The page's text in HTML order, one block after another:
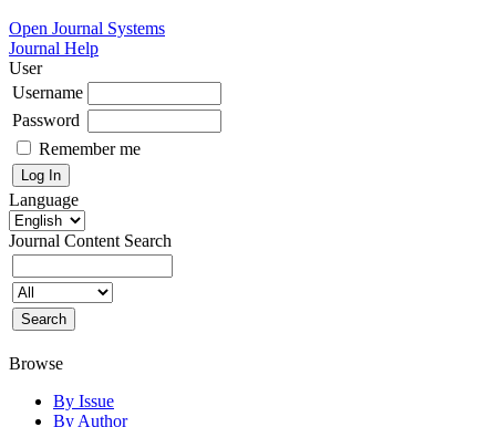
Open Journal Systems
Journal Help
User
Username
Password
Remember me
Language
Journal Content Search
Browse
By Issue
By Author